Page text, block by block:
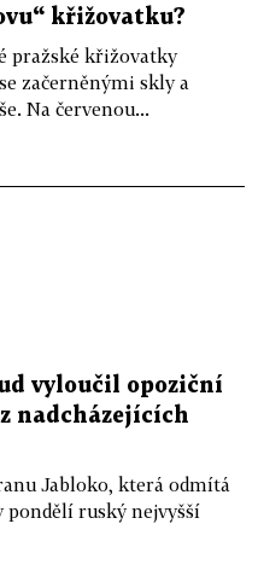
křižovatku?
pražské křižovatky
začerněnými skly a
Na červenou...
vyloučil opoziční
nadcházejících
Jabloko, která odmítá
pondělí ruský nejvyšší